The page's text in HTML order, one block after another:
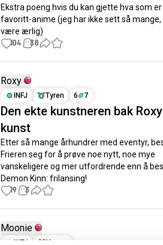
Ekstra poeng hvis du kan gjette hva som
favoritt-anime (jeg har ikke sett så mange,
være ærlig)
104 38
Roxy
INFJ
Tyren 6 7
Den ekte kunstneren bak
kunst
Etter så mange århundrer med eventyr,
Frieren seg for å prøve noe nytt, noe mye
vanskeligere og mer utfordrende enn å
Demon Kinn: frilansing!
19 3
Moonie
INTJ
Væren
registrerte seg nettopp.